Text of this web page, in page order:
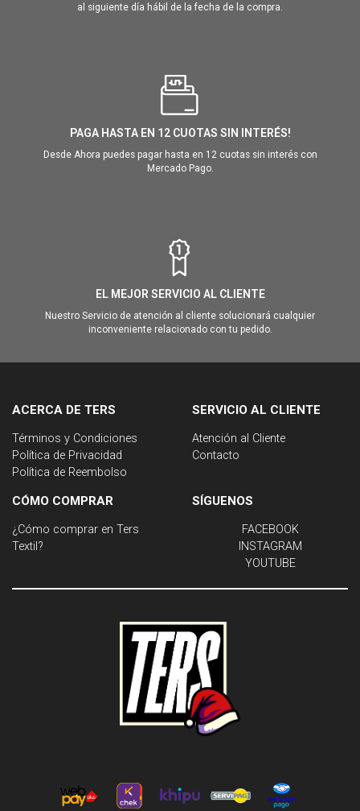
al siguiente día hábil de la fecha de la compra.
PAGA HASTA EN 12 CUOTAS SIN INTERÉS!
Desde Ahora puedes pagar hasta en 12 cuotas sin interés con
Mercado Pago.
EL MEJOR SERVICIO AL CLIENTE
Nuestro Servicio de atención al cliente solucionará cualquier
inconveniente relacionado con tu pedido.
ACERCA DE TERS
Términos y Condiciones
Política de Privacidad
Política de Reembolso
SERVICIO AL CLIENTE
Atención al Cliente
Contacto
CÓMO COMPRAR
¿Cómo comprar en Ters
Textil?
SÍGUENOS
FACEBOOK
INSTAGRAM
YOUTUBE